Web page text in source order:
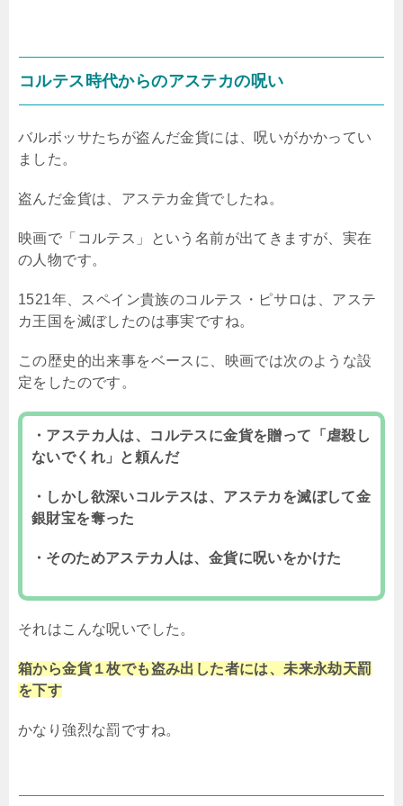
コルテス時代からのアステカの呪い
バルボッサたちが盗んだ金貨には、呪いがかかってい
ました。
盗んだ金貨は、アステカ金貨でしたね。
映画で「コルテス」という名前が出てきますが、実在
の人物です。
1521年、スペイン貴族のコルテス・ピサロは、アステ
カ王国を滅ぼしたのは事実ですね。
この歴史的出来事をベースに、映画では次のような設
定をしたのです。
・アステカ人は、コルテスに金貨を贈って「虐殺し
ないでくれ」と頼んだ
・しかし欲深いコルテスは、アステカを滅ぼして金
銀財宝を奪った
・そのためアステカ人は、金貨に呪いをかけた
それはこんな呪いでした。
箱から金貨１枚でも盗み出した者には、未来永劫天罰
を下す
かなり強烈な罰ですね。